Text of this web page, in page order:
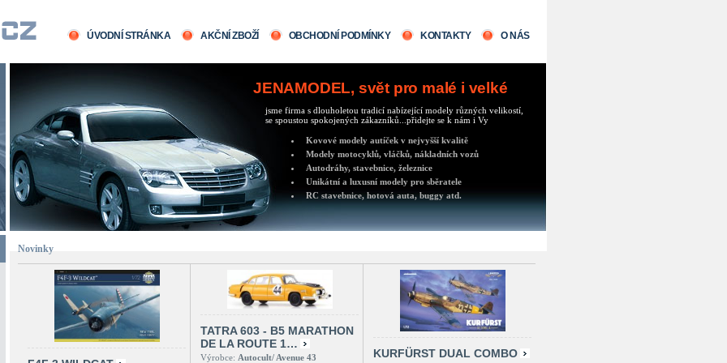
ÚVODNÍ STRÁNKA AKČNÍ ZBOŽÍ OBCHODNÍ PODMÍNKY KONTAKTY O NÁS
JENAMODEL, svět pro malé i velké
jsme firma s dlouholetou tradicí nabízející modely různých velikostí,
se spoustou spokojených zákazníků...přidejte se k nám i Vy
Kovové modely autíček v nejvyšší kvalitě
Modely motocyklů, vláčků, nákladních vozů
Autodráhy, stavebnice, železnice
Unikátní a luxusní modely pro sběratele
RC stavebnice, hotová auta, buggy atd.
Novinky
TATRA 603 - B5 MARATHON
DE LA ROUTE 1…
Výrobce: Autocult/ Avenue 43 KURFÜRST DUAL COMBO